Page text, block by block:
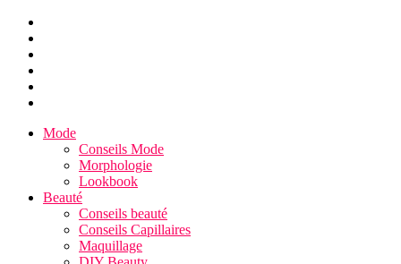
Mode
Conseils Mode
Morphologie
Lookbook
Beauté
Conseils beauté
Conseils Capillaires
Maquillage